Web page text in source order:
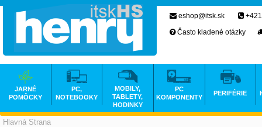
Hlavná Strana
eshop@itsk.sk
Často kladené otázky
JARNÉ
POMÔCKY
PC,
NOTEBOOKY
MOBILY,
TABLETY,
HODINKY
PC
KOMPONENTY
PERIFÉRIE